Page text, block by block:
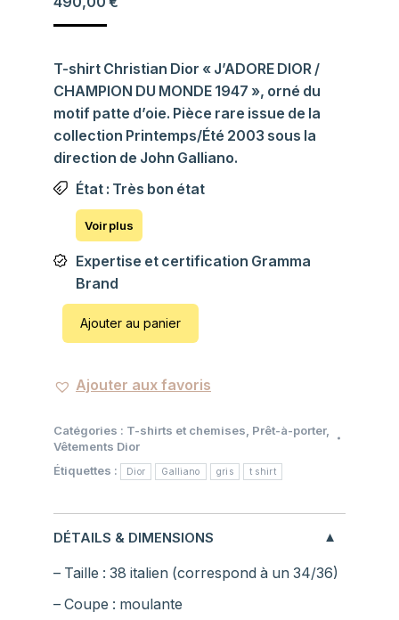
T-shirt Christian Dior « J’ADORE DIOR /
CHAMPION DU MONDE 1947 », orné du
motif patte d’oie. Pièce rare issue de la
collection Printemps/Été 2003 sous la
direction de John Galliano.
État : Très bon état
Expertise et certification Gramma
Brand
Ajouter au panier
Ajouter aux favoris
Catégories : T-shirts et chemises, Prêt-à-porter,
Vêtements Dior
Étiquettes :
Dior Galliano gris t shirt
DÉTAILS & DIMENSIONS
– Taille : 38 italien (correspond à un 34/36)
– Coupe : moulante